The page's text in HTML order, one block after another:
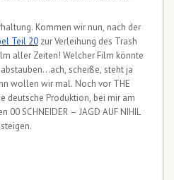
Kommen wir nun, nach der
Teil 20zur Verleihung des Trash
aller Zeiten! Welcher Film könnte
scheiße, steht ja
wollen wir mal. Noch vor THE
deutsche Produktion, bei mir am
SCHNEIDER – JAGD AUF NIHIL